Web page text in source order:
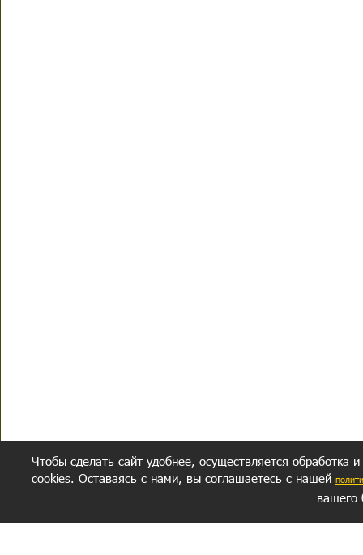
Чтобы сделать сайт удобнее, осуществляется обработка
cookies. Оставаясь с нами, вы соглашаетесь с нашей
вашего